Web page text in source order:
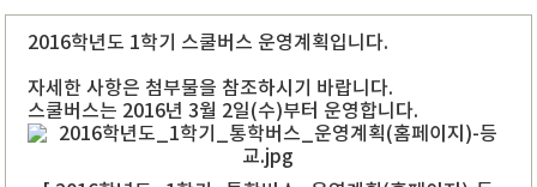
2016학년도 1학기 스쿨버스 운영계획입니다.
자세한 사항은 첨부물을 참조하시기 바랍니다.
스쿨버스는 2016년 3월 2일(수)부터 운영합니다.